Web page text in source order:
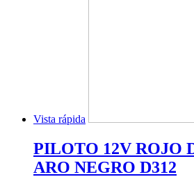
Vista rápida
PILOTO 12V ROJO
ARO NEGRO D312